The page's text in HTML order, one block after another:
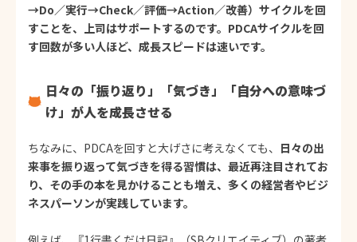
→Do／実行→Check／評価→Action／改善）サイクルを回
すことを、上司はサポートするのです。PDCAサイクルを回
す回数が多い人ほど、成長スピードは速いです。
日々の「振り返り」「気づき」「自分への意味づ
け」が人を成長させる
ちなみに、PDCAを回すと大げさに考えなくても、 日々の出
来事を振り返って気づきを得る習慣は、最近再注目されてお
り、その手の本を見かけることも増え、多くの経営者やビジ
ネスパーソンが実践しています。